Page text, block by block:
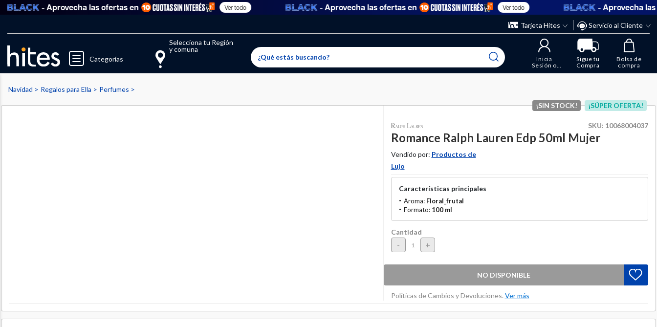
- Aprovecha las ofertas en Ver todo - Aprovecha las ofertas en Ver todo - Aprovecha las
Servicio al Cliente
Tarjeta Hites
Categorías
Selecciona tu Región
y comuna
Inicia
Sesión o
Regístrate
Sigue tu
Compra
Bolsa de
compra
El producto ha sido eliminado correctamente
El producto ha sido agregado a tu lista de favoritos correctamente
Llegaste al límite de productos favoritos permitidos, para agregar uno nuevo ingresa a “Mi cuenta” y elimina los que ya no necesitas.
Navidad Regalos para Ella
Perfumes
¡SIN STOCK!
¡SÚPER OFERTA!
SKU: 10068004037
Romance Ralph Lauren Edp 50ml Mujer
Vendido por: Productos de
Lujo
Características principales
Aroma: Floral_frutal
Formato: 100 ml
Cantidad
- +
NO DISPONIBLE
Políticas de Cambios y Devoluciones. Ver más